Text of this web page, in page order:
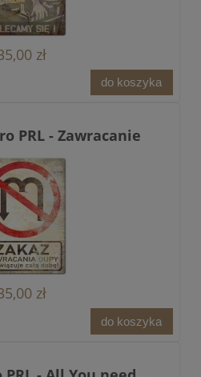
zł
do koszyka
PRL - Zawracanie
zł
do koszyka